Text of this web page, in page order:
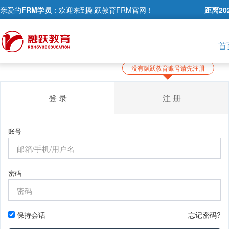
亲爱的FRM学员 ：欢迎来到融跃教育FRM官网！ 距离
首
登 录 注 册
账号
密码
保持会话 忘记密码?